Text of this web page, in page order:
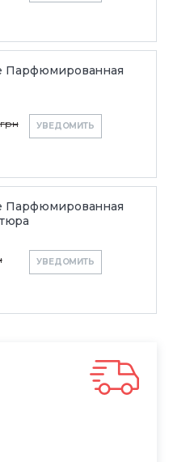
Парфюмированная
грн УВЕДОМИТЬ
Парфюмированная
УВЕДОМИТЬ